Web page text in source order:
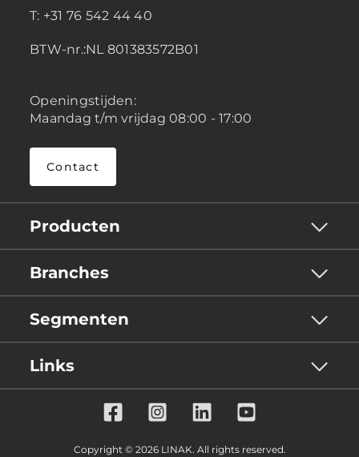
T: +31 76 542 44 40
BTW-nr.:NL 801383572B01
Openingstijden:
Maandag t/m vrijdag 08:00 - 17:00
Contact
Producten
Branches
Segmenten
Links
Copyright © 2026 LINAK. All rights reserved.